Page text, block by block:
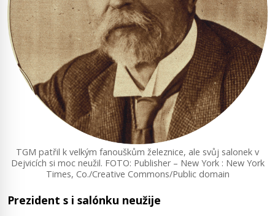
TGM patřil k velkým fanouškům železnice, ale svůj salonek v
Dejvicích si moc neužil. FOTO: Publisher – New York : New York
Times, Co./Creative Commons/Public domain
Prezident s i salónku neužije